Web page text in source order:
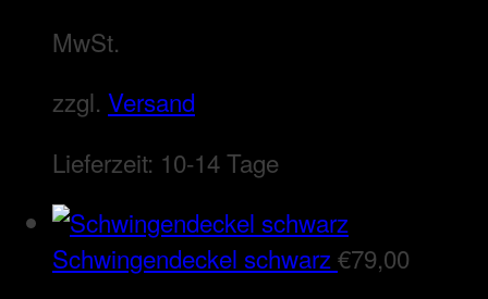
MwSt.
zzgl. Versand
Lieferzeit: 10-14 Tage
Schwingendeckel schwarz€79,00